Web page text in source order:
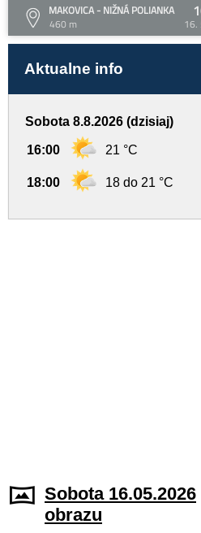
MAKOVICA - NIŽNÁ POLIANKA
460 m
16.
Aktualne info
Sobota 8.8.2026 (dzisiaj)
16:00 21 °C
18:00 18 do 21 °C
Sobota 16.05.2026
obrazu